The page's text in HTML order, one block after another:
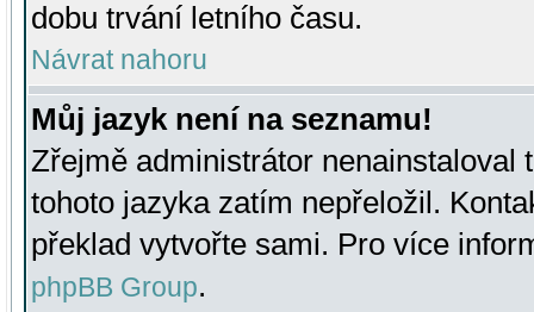
dobu trvání letního času.
Návrat nahoru
Můj jazyk není na seznamu!
Zřejmě administrátor nenainstaloval
tohoto jazyka zatím nepřeložil.
překlad vytvořte sami. Pro více
phpBB Group.